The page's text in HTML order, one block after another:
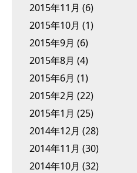
2015年11月 (6)
2015年10月 (1)
2015年9月 (6)
2015年8月 (4)
2015年6月 (1)
2015年2月 (22)
2015年1月 (25)
2014年12月 (28)
2014年11月 (30)
2014年10月 (32)